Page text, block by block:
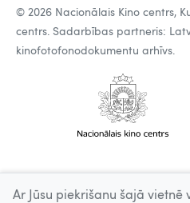
© 2026 Nacionālais Kino centrs,
centrs. Sadarbības partneris:
kinofotofonodokumentu arhīvs.
Ar Jūsu piekrišanu šajā vietnē